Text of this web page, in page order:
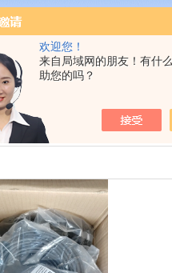
欢迎您！
来自局域网的朋友！有什
助您的吗？
我的位置： >产品